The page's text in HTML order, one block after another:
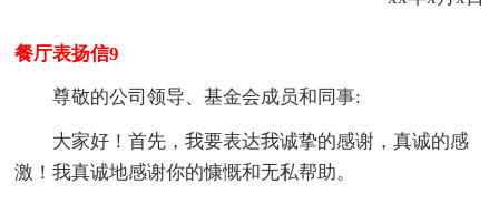
餐厅表扬信9
尊敬的公司领导、基金会成员和同事:
大家好！首先，我要表达我诚挚的感谢，真诚的感
激！我真诚地感谢你的慷慨和无私帮助。